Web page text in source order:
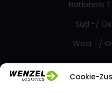
Cookie-
Nationale
Süd -/
West -/